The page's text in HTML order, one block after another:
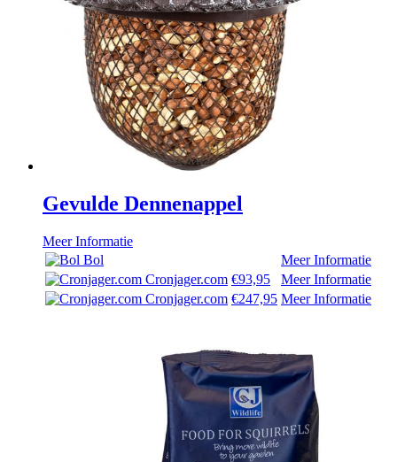
Gevulde Dennenappel
Meer Informatie
Bol
Meer Informatie
Cronjager.com €93,95
Meer Informatie
Cronjager.com €247,95 Meer Informatie